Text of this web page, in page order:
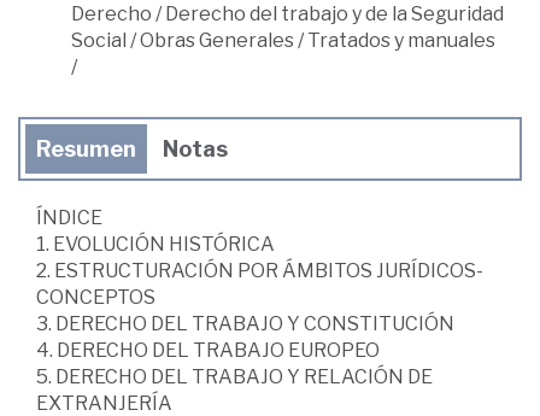
Derecho /Derecho del trabajo y de la Seguridad
Social /Obras Generales/Tratados y manuales
/
Resumen Notas
ÍNDICE
1. EVOLUCIÓN HISTÓRICA
2. ESTRUCTURACIÓN POR ÁMBITOS JURÍDICOS-
CONCEPTOS
3. DERECHO DEL TRABAJO Y CONSTITUCIÓN
4. DERECHO DEL TRABAJO EUROPEO
5. DERECHO DEL TRABAJO Y RELACIÓN DE
EXTRANJERÍA